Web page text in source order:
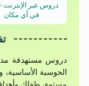
دروس عبر الإنترنت
في أي مكان
دروس مستهدفة
الحوسبة